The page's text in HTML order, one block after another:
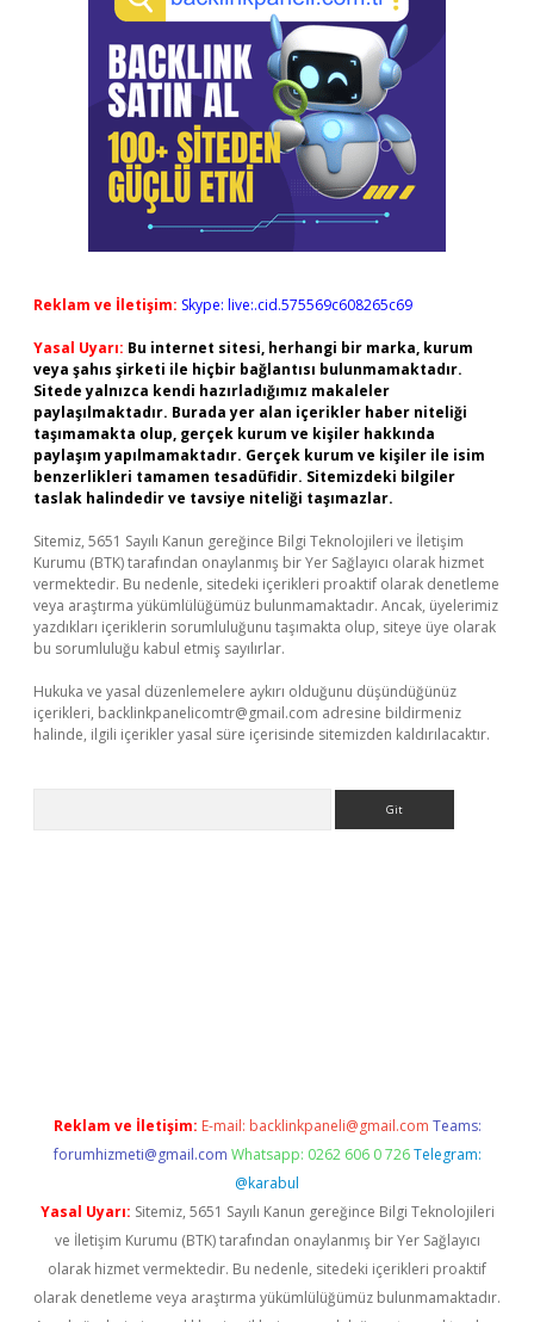
Reklam ve İletişim: Skype: live:.cid.575569c608265c69
Yasal Uyarı: Bu internet sitesi, herhangi bir marka, kurum
veya şahıs şirketi ile hiçbir bağlantısı bulunmamaktadır.
Sitede yalnızca kendi hazırladığımız makaleler
paylaşılmaktadır. Burada yer alan içerikler haber niteliği
taşımamakta olup, gerçek kurum ve kişiler hakkında
paylaşım yapılmamaktadır. Gerçek kurum ve kişiler ile isim
benzerlikleri tamamen tesadüfidir. Sitemizdeki bilgiler
taslak halindedir ve tavsiye niteliği taşımazlar.
Sitemiz, 5651 Sayılı Kanun gereğince Bilgi Teknolojileri ve İletişim
Kurumu (BTK) tarafından onaylanmış bir Yer Sağlayıcı olarak hizmet
vermektedir. Bu nedenle, sitedeki içerikleri proaktif olarak denetleme
veya araştırma yükümlülüğümüz bulunmamaktadır. Ancak, üyelerimiz
yazdıkları içeriklerin sorumluluğunu taşımakta olup, siteye üye olarak
bu sorumluluğu kabul etmiş sayılırlar.
Hukuka ve yasal düzenlemelere aykırı olduğunu düşündüğünüz
içerikleri, backlinkpanelicomtr@gmail.com adresine bildirmeniz
halinde, ilgili içerikler yasal süre içerisinde sitemizden kaldırılacaktır.
Reklam ve İletişim: E-mail: backlinkpaneli@gmail.com Teams:
forumhizmeti@gmail.com Whatsapp: 0262 606 0 726 Telegram:
@karabul
Yasal Uyarı: Sitemiz, 5651 Sayılı Kanun gereğince Bilgi Teknolojileri
ve İletişim Kurumu (BTK) tarafından onaylanmış bir Yer Sağlayıcı
olarak hizmet vermektedir. Bu nedenle, sitedeki içerikleri proaktif
olarak denetleme veya araştırma yükümlülüğümüz bulunmamaktadır.